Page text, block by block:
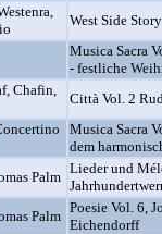
West Side
Musica Sacra
- festliche
Chafin,
Città Vol. 2
Musica Sacra
dem
Palm
Lieder und
Palm
Poesie Vol. 6,
Eichendorff